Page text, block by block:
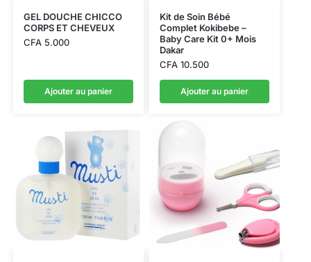
GEL DOUCHE CHICCO
CORPS ET CHEVEUX
CFA5.000
Ajouter au panier
Kit de Soin Bébé
Complet Kokibebe –
Baby Care Kit 0+ Mois
Dakar
CFA10.500
Ajouter au panier